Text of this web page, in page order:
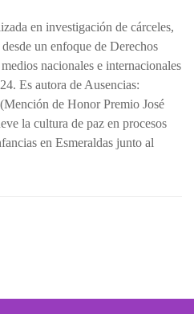
en investigación de cárceles,
un enfoque de Derechos
nacionales e internacionales
Es autora de Ausencias:
de Honor Premio José
la cultura de paz en procesos
en Esmeraldas junto al